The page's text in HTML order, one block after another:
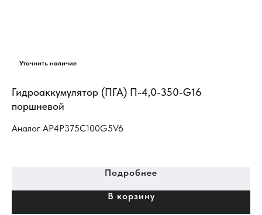
Гидроаккумулятор (ПГА) П-4,0-350-G16
поршневой
Аналог AP4P375C100G5V6
Подробнее
В корзину